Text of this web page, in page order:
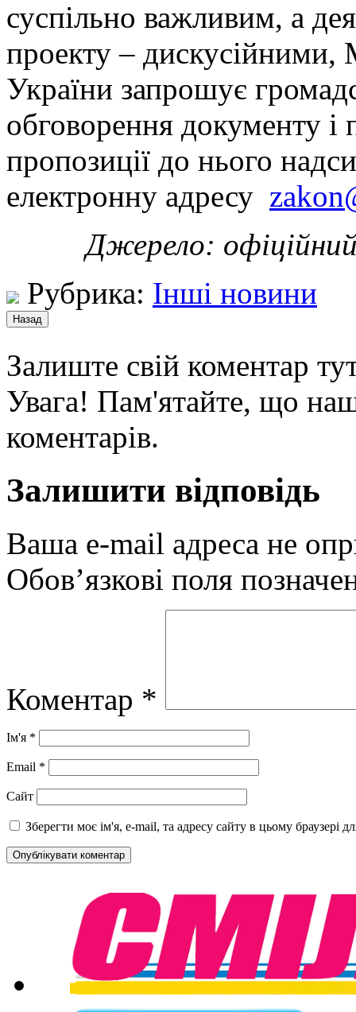
суспільно важливим, а
проекту – дискусійними,
України запрошує
обговорення документу і
пропозиції до нього
електронну адресу
Джерело:
Рубрика: Інші новини
Залиште свій коментар
Увага! Пам'ятайте, що
коментарів.
Залишити відповідь
Ваша e-mail адреса не
Обов’язкові поля
Коментар *
Ім'я *
Email *
Сайт
Зберегти моє ім'я, e-mail, та адресу сайту в цьому браузері